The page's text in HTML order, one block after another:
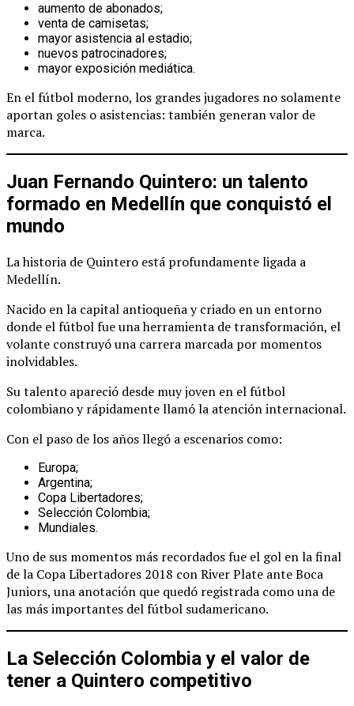
aumento de abonados;
venta de camisetas;
mayor asistencia al estadio;
nuevos patrocinadores;
mayor exposición mediática.
En el fútbol moderno, los grandes jugadores no solamente
aportan goles o asistencias: también generan valor de
marca.
Juan Fernando Quintero: un talento
formado en Medellín que conquistó el
mundo
La historia de Quintero está profundamente ligada a
Medellín.
Nacido en la capital antioqueña y criado en un entorno
donde el fútbol fue una herramienta de transformación, el
volante construyó una carrera marcada por momentos
inolvidables.
Su talento apareció desde muy joven en el fútbol
colombiano y rápidamente llamó la atención internacional.
Con el paso de los años llegó a escenarios como:
Europa;
Argentina;
Copa Libertadores;
Selección Colombia;
Mundiales.
Uno de sus momentos más recordados fue el gol en la final
de la Copa Libertadores 2018 con River Plate ante Boca
Juniors, una anotación que quedó registrada como una de
las más importantes del fútbol sudamericano.
La Selección Colombia y el valor de
tener a Quintero competitivo